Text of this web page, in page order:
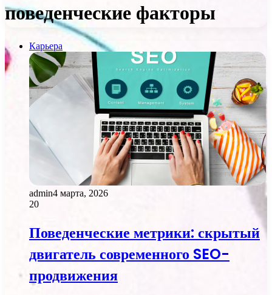
поведенческие факторы
Карьера
admin4 марта, 2026
20
Поведенческие метрики: скрытый
двигатель современного SEO-
продвижения